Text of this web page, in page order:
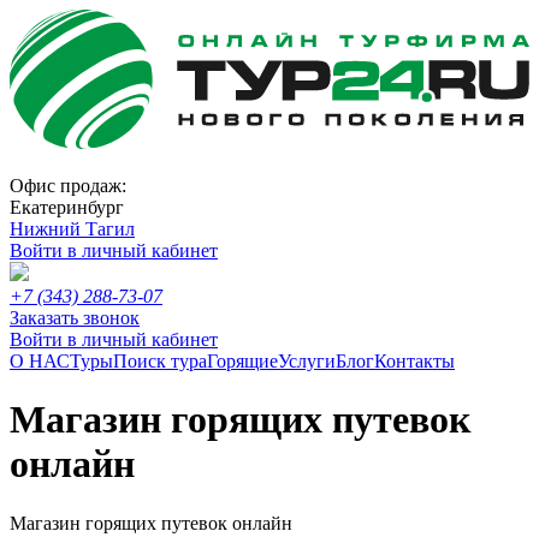
Офис продаж:
Екатеринбург
Нижний Тагил
Войти в личный кабинет
+7 (343) 288-73-07
Заказать звонок
Войти в личный кабинет
О НАСТурыПоиск тураГорящиеУслугиБлогКонтакты
Магазин горящих путевок
онлайн
Магазин горящих путевок онлайн